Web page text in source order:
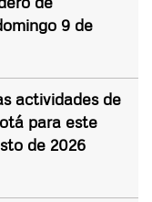
9 de
actividades de
para este
de 2026